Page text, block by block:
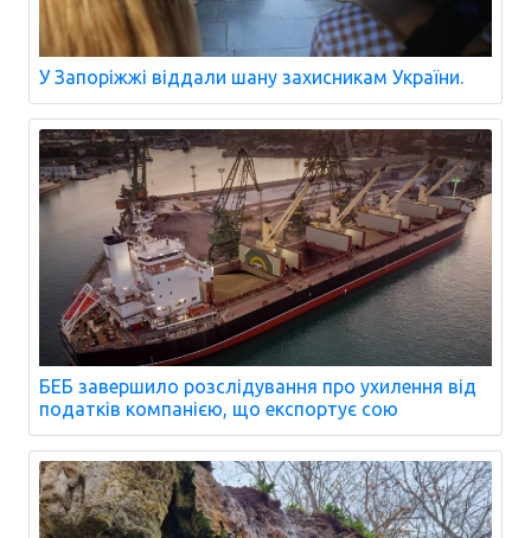
У Запоріжжі віддали шану захисникам України.
БЕБ завершило розслідування про ухилення від
податків компанією, що експортує сою